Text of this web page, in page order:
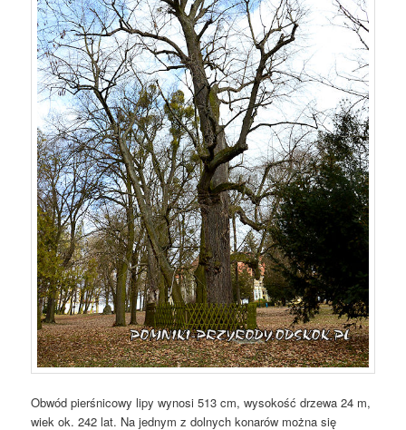
Obwód pierśnicowy lipy wynosi 513 cm, wysokość drzewa 24 m,
wiek ok. 242 lat. Na jednym z dolnych konarów można się